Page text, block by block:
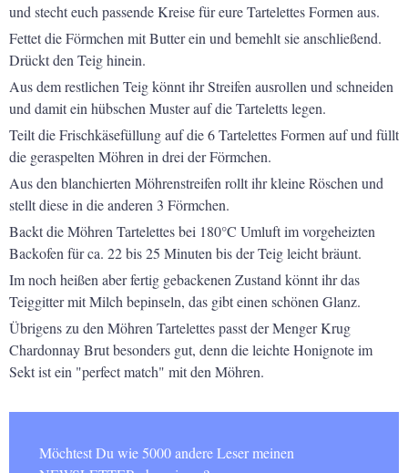
und stecht euch passende Kreise für eure Tartelettes Formen aus.
Fettet die Förmchen mit Butter ein und bemehlt sie anschließend.
Drückt den Teig hinein.
Aus dem restlichen Teig könnt ihr Streifen ausrollen und schneiden
und damit ein hübschen Muster auf die Tarteletts legen.
Teilt die Frischkäsefüllung auf die 6 Tartelettes Formen auf und füllt
die geraspelten Möhren in drei der Förmchen.
Aus den blanchierten Möhrenstreifen rollt ihr kleine Röschen und
stellt diese in die anderen 3 Förmchen.
Backt die Möhren Tartelettes bei 180°C Umluft im vorgeheizten
Backofen für ca. 22 bis 25 Minuten bis der Teig leicht bräunt.
Im noch heißen aber fertig gebackenen Zustand könnt ihr das
Teiggitter mit Milch bepinseln, das gibt einen schönen Glanz.
Übrigens zu den Möhren Tartelettes passt der Menger Krug
Chardonnay Brutbesonders gut, denn die leichte Honignote im
Sekt ist ein "perfectmatch" mit den Möhren.
Möchtest Du wie 5000 andere Leser meinen